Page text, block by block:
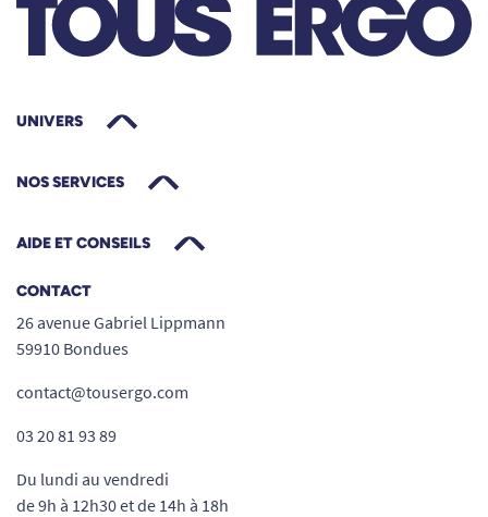
UNIVERS
NOS SERVICES
AIDE ET CONSEILS
CONTACT
26 avenue Gabriel Lippmann
59910 Bondues
contact@tousergo.com
03 20 81 93 89
Du lundi au vendredi
de 9h à 12h30 et de 14h à 18h